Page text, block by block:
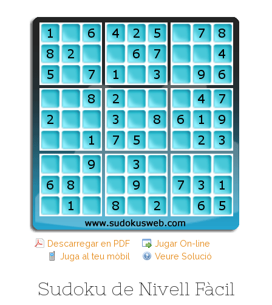
Descarregar en PDF
Jugar On-line
Juga al teu mòbil
Veure Solució
Sudoku de Nivell Fàcil